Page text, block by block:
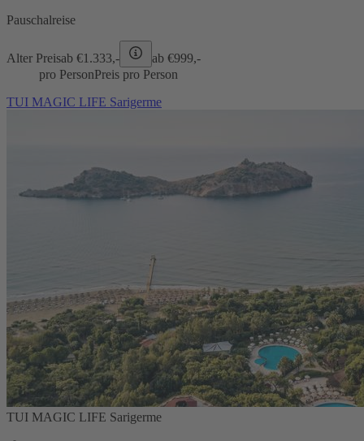
Pauschalreise
Alter Preisab €1.333,- ab €999,-
pro PersonPreis pro Person
TUI MAGIC LIFE Sarigerme
TUI MAGIC LIFE Sarigerme